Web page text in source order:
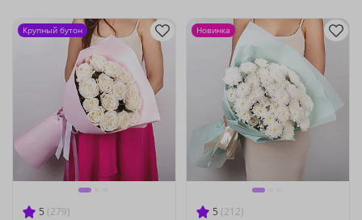
5 (279)
Крупный бутон
5 (212)
Новинка